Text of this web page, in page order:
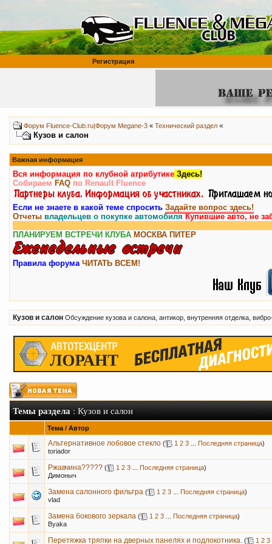
Регистрация
Форум Fluence-Club.ru|Форум Megane-3 « Технический раздел «
Кузов и салон
Важная информация
Вся информация по клубной атрибутике Здесь!
Собираем FAQ по Renault Fluence
Если не знаете в какой теме спросить Задайте вопрос здесь!
Отчеты владельцев о покупке автомобиляКупившие авто, не
ПЛАНИРУЕМ ВСТРЕЧИ КЛУБА МОСКВА ПИТЕР
Правила форума ЧИТАТЬ ВСЕМ!
Кузов и салон Обсуждение кузова и салона, антикор, внутренняя отделка,
Темы раздела: Кузов и салон
Тема / Автор
Альтернативное лобовое стекло ( 1 2 3 Последняя страница)
toriador
Ржавчина????? ( 1 2 3 Последняя страница)
Димоныч
Замена салонного фильтра ( 1 2 3 Последняя страница)
vlad
Замена бокового зеркала ( 1 2 3 Последняя страница)
Byaka
Перетяжка тряпки на дверных панелях и подлокотника. ( 1 2 3